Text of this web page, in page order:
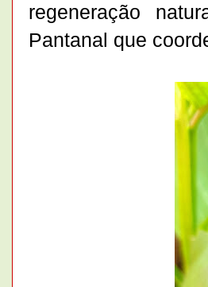
regeneração
Pantanal que